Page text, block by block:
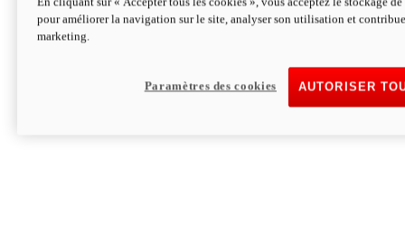
Hypermotard V2 SP 100
Découvrez-le
pour améliorer la navigation sur le site, analyser son utilisation et
marketing.
AUTORISER
Paramètres des cookies